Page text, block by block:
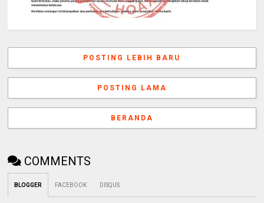
POSTING LEBIH BARU
POSTING LAMA
BERANDA
COMMENTS
BLOGGER FACEBOOK DISQUS